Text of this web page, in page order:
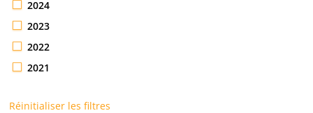
2024
2023
2022
2021
Réinitialiser les filtres